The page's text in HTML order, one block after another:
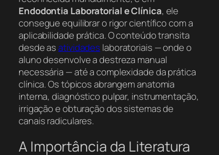
Endodontia Laboratorial e Clínica, ele
consegue equilibrar o rigor científico com a
aplicabilidade prática. O conteúdo transita
desde asatividades laboratoriais — onde o
aluno desenvolve a destreza manual
necessária — até a complexidade da prática
clínica. Os tópicos abrangem anatomia
interna, diagnóstico pulpar, instrumentação,
irrigação e obturação dos sistemas de
canais radiculares.
A Importância da Literatura